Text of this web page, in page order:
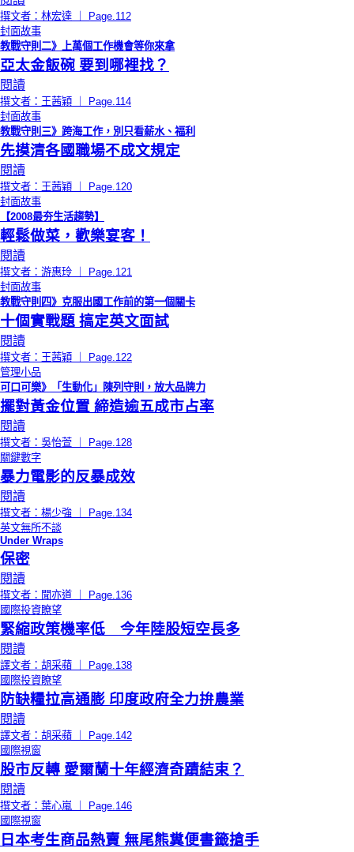
撰文者：林宏達 ｜ Page.112
封面故事
教戰守則二》上萬個工作機會等你來拿
亞太金飯碗 要到哪裡找？
閱讀
撰文者：王茜穎 ｜ Page.114
封面故事
教戰守則三》跨海工作，別只看薪水、福利
先摸清各國職場不成文規定
閱讀
撰文者：王茜穎 ｜ Page.120
封面故事
【2008最夯生活趨勢】
輕鬆做菜，歡樂宴客！
閱讀
撰文者：游惠玲 ｜ Page.121
封面故事
教戰守則四》克服出國工作前的第一個關卡
十個實戰題 搞定英文面試
閱讀
撰文者：王茜穎 ｜ Page.122
管理小品
可口可樂》「生動化」陳列守則，放大品牌力
擺對黃金位置 締造逾五成市占率
閱讀
撰文者：吳怡萱 ｜ Page.128
關鍵數字
暴力電影的反暴成效
閱讀
撰文者：楊少強 ｜ Page.134
英文無所不談
Under Wraps
保密
閱讀
撰文者：聞亦道 ｜ Page.136
國際投資瞭望
緊縮政策機率低 今年陸股短空長多
閱讀
譯文者：胡采蘋 ｜ Page.138
國際投資瞭望
防缺糧拉高通膨 印度政府全力拚農業
閱讀
譯文者：胡采蘋 ｜ Page.142
國際視窗
股市反轉 愛爾蘭十年經濟奇蹟結束？
閱讀
撰文者：葉心嵐 ｜ Page.146
國際視窗
日本考生商品熱賣 無尾熊糞便書籤搶手